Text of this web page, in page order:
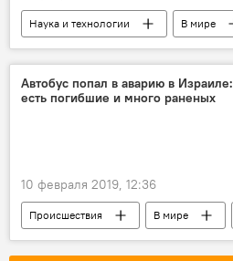
Наука и технологии
В мире
Новости
Автобус попал в аварию в Израиле:
есть погибшие и много раненых
10 февраля 2019, 12:36
Происшествия В мире